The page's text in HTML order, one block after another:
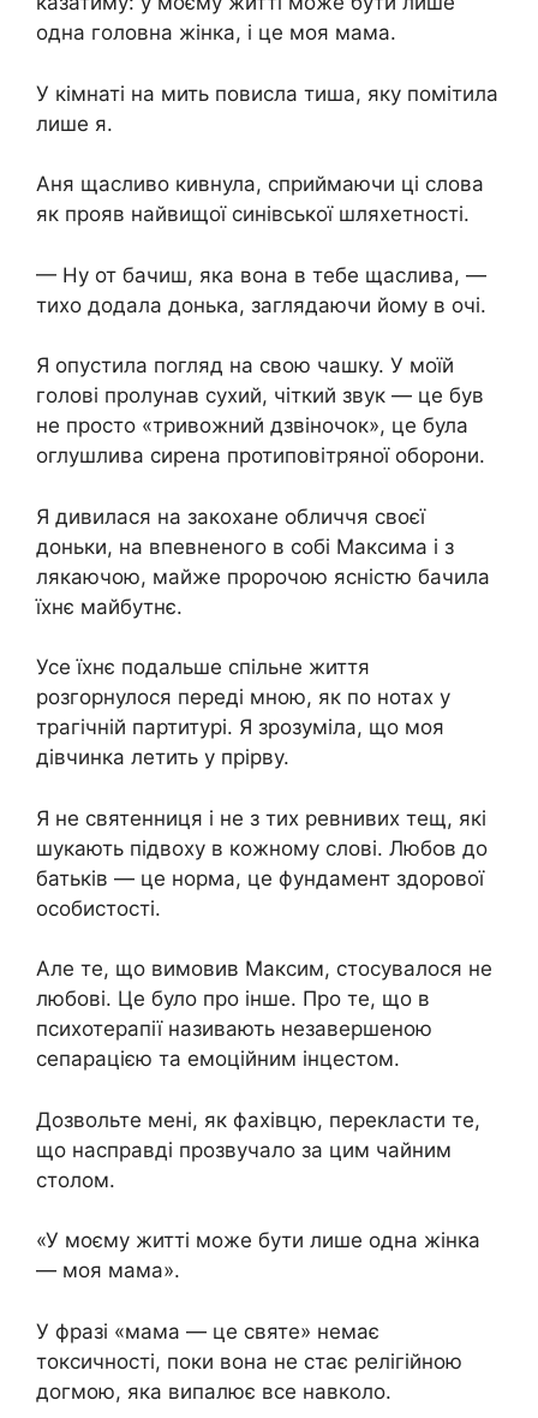
одна головна жінка, і це моя мама.
У кімнаті на мить повисла тиша, яку помітила
лише я.
Аня щасливо кивнула, сприймаючи ці слова
як прояв найвищої синівської шляхетності.
— Ну от бачиш, яка вона в тебе щаслива, —
тихо додала донька, заглядаючи йому в очі.
Я опустила погляд на свою чашку. У моїй
голові пролунав сухий, чіткий звук — це був
не просто «тривожний дзвіночок», це була
оглушлива сирена протиповітряної оборони.
Я дивилася на закохане обличчя своєї
доньки, на впевненого в собі Максима і з
лякаючою, майже пророчою ясністю бачила
їхнє майбутнє.
Усе їхнє подальше спільне життя
розгорнулося переді мною, як по нотах у
трагічній партитурі. Я зрозуміла, що моя
дівчинка летить у прірву.
Я не святенниця і не з тих ревнивих тещ, які
шукають підвоху в кожному слові. Любов до
батьків — це норма, це фундамент здорової
особистості.
Але те, що вимовив Максим, стосувалося не
любові. Це було про інше. Про те, що в
психотерапії називають незавершеною
сепарацією та емоційним інцестом.
Дозвольте мені, як фахівцю, перекласти те,
що насправді прозвучало за цим чайним
столом.
«У моєму житті може бути лише одна жінка
— моя мама».
У фразі «мама — це святе» немає
токсичності, поки вона не стає релігійною
догмою, яка випалює все навколо.